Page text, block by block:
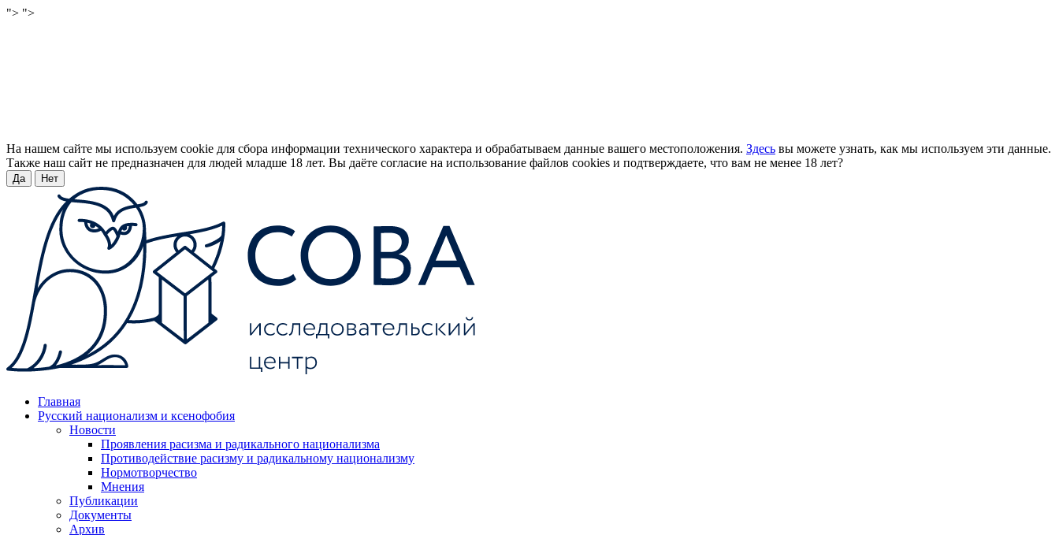
"> ">
На нашем сайте мы используем cookie для сбора информации технического характера и обрабатываем данные вашего местоположения. Здесь вы можете узнать, как мы используем эти данные.
Также наш сайт не предназначен для людей младше 18 лет. Вы даёте согласие на использование файлов cookies и подтверждаете, что вам не менее 18 лет?
Да Нет
Главная
Русский национализм и ксенофобия
Новости
Проявления расизма и радикального национализма
Противодействие расизму и радикальному национализму
Нормотворчество
Мнения
Публикации
Документы
Архив